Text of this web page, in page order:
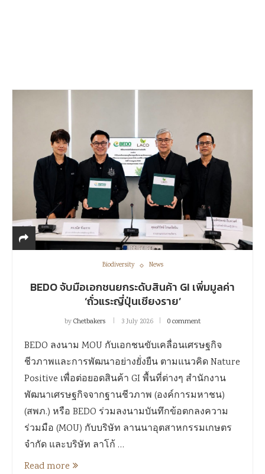
Biodiversity News
BEDO จับมือเอกชนยกระดับสินค้า GI เพิ่มมูลค่า
‘ถั่วแระญี่ปุ่นเชียงราย’
byChetbakers 3 July 2026 0 comment
BEDO ลงนาม MOU กับเอกชนขับเคลื่อนเศรษฐกิจ
ชีวภาพและการพัฒนาอย่างยั่งยืน ตามแนวคิด Nature
Positive เพื่อต่อยอดสินค้า GI พื้นที่ต่างๆ สำนักงาน
พัฒนาเศรษฐกิจจากฐานชีวภาพ (องค์การมหาชน)
(สพภ.) หรือ BEDO ร่วมลงนามบันทึกข้อตกลงความ
ร่วมมือ (MOU) กับบริษัท ลานนาอุตสาหกรรมเกษตร
จำกัด และบริษัท ลาโก้ …
Read more